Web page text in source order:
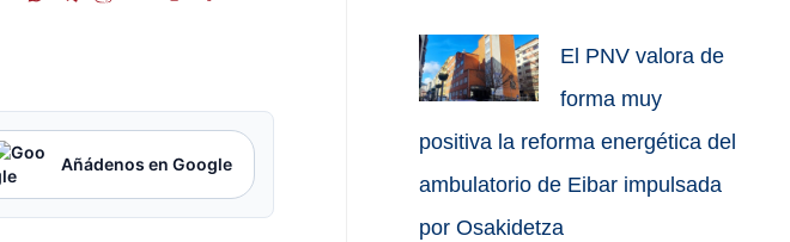
Añádenos en Google
El PNV valora de
forma muy
positiva la reforma energética del
ambulatorio de Eibar impulsada
por Osakidetza